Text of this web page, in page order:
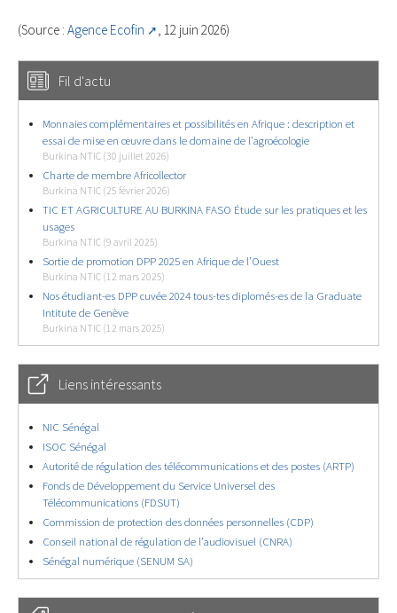
(Source : Agence Ecofin , 12 juin 2026)
Fil d'actu
Monnaies complémentaires et possibilités en Afrique : description et
essai de mise en œuvre dans le domaine de l’agroécologie
Burkina NTIC (30 juillet 2026)
Charte de membre Africollector
Burkina NTIC (25 février 2026)
TIC ET AGRICULTURE AU BURKINA FASO Étude sur les pratiques et les
usages
Burkina NTIC (9 avril 2025)
Sortie de promotion DPP 2025 en Afrique de l’Ouest
Burkina NTIC (12 mars 2025)
Nos étudiant-es DPP cuvée 2024 tous-tes diplomés-es de la Graduate
Intitute de Genève
Burkina NTIC (12 mars 2025)
Liens intéressants
NIC Sénégal
ISOC Sénégal
Autorité de régulation des télécommunications et des postes (ARTP)
Fonds de Développement du Service Universel des
Télécommunications (FDSUT)
Commission de protection des données personnelles (CDP)
Conseil national de régulation de l’audiovisuel (CNRA)
Sénégal numérique (SENUM SA)